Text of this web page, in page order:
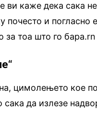
ви каже дека сака
почесто и
за тоа што го бара.rn
цимолењето кое
сака да излезе